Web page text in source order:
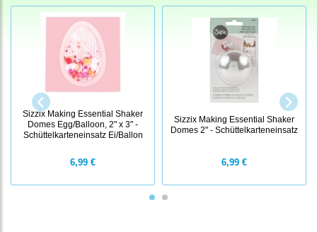
Sizzix Making Essential Shaker
Domes Egg/Balloon, 2" x 3" -
Schüttelkarteneinsatz Ei/Ballon
6,99 €
Sizzix Making Essential Shaker
Domes 2" - Schüttelkarteneinsatz
6,99 €